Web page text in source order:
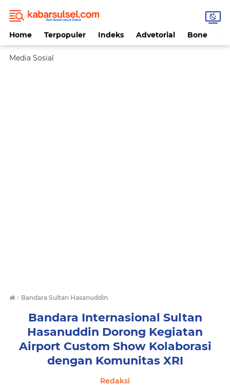
Home Terpopuler Indeks Advetorial Bone
Media Sosial
› Bandara Sultan Hasanuddin
Bandara Internasional Sultan
Hasanuddin Dorong Kegiatan
Airport Custom Show Kolaborasi
dengan Komunitas XRI
Redaksi